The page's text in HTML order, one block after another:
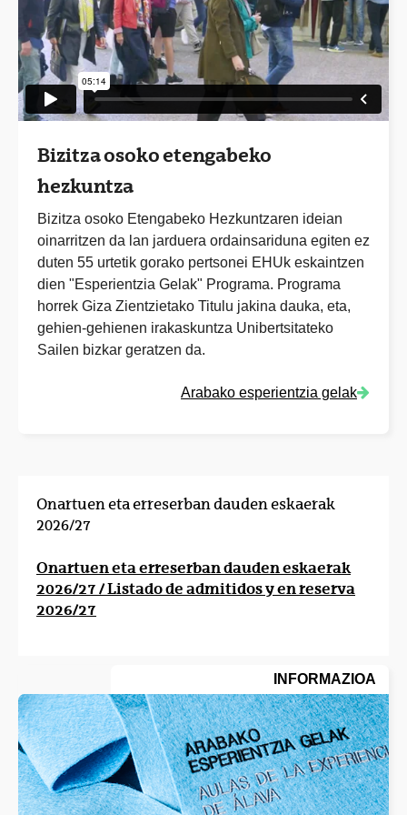
Bizitza osoko etengabeko
hezkuntza
Bizitza osoko Etengabeko Hezkuntzaren ideian
oinarritzen da lan jarduera ordainsariduna egiten ez
duten 55 urtetik gorako pertsonei EHUk eskaintzen
dien "Esperientzia Gelak" Programa. Programa
horrek Giza Zientzietako Titulu jakina dauka, eta,
gehien-gehienen irakaskuntza Unibertsitateko
Sailen bizkar geratzen da.
Arabako esperientzia gelak
Onartuen eta erreserban dauden eskaerak
2026/27
Onartuen eta erreserban dauden eskaerak
2026/27 / Listado de admitidos y en reserva
2026/27
INFORMAZIOA